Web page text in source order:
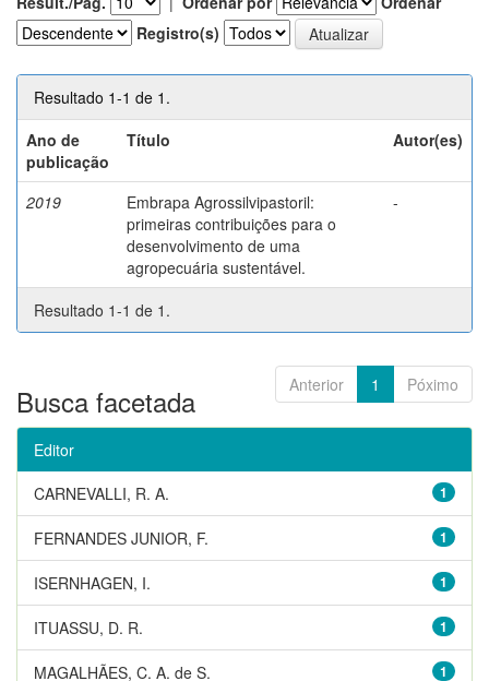
Registro(s)
Resultado 1-1 de 1.
Ano de
publicação
Título Autor(es)
2019
Embrapa Agrossilvipastoril:
primeiras contribuições para o
desenvolvimento de uma
agropecuária sustentável.
-
Resultado 1-1 de 1.
Anterior 1 Póximo
Busca facetada
Editor
1
CARNEVALLI, R. A.
1
FERNANDES JUNIOR, F.
1
ISERNHAGEN, I.
1
ITUASSU, D. R.
1
MAGALHÃES, C. A. de S.